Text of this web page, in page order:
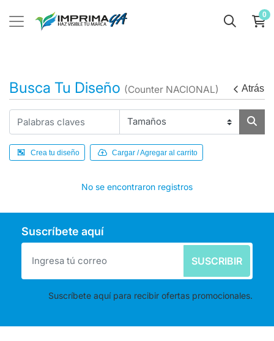
0
Busca Tu Diseño (Counter NACIONAL) Atrás
Crea tu diseño Cargar / Agregar al carrito
No se encontraron registros
Suscríbete aquí
SUSCRIBIR
Suscríbete aquí para recibir ofertas promocionales.